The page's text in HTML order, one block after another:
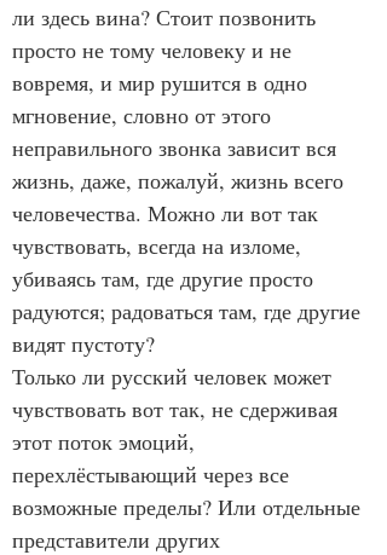
ли здесь вина? Стоит позвонить
просто не тому человеку и не
вовремя, и мир рушится в одно
мгновение, словно от этого
неправильного звонка зависит вся
жизнь, даже, пожалуй, жизнь всего
человечества. Можно ли вот так
чувствовать, всегда на изломе,
убиваясь там, где другие просто
радуются; радоваться там, где другие
видят пустоту?
Только ли русский человек может
чувствовать вот так, не сдерживая
этот поток эмоций,
перехлёстывающий через все
возможные пределы? Или отдельные
представители других